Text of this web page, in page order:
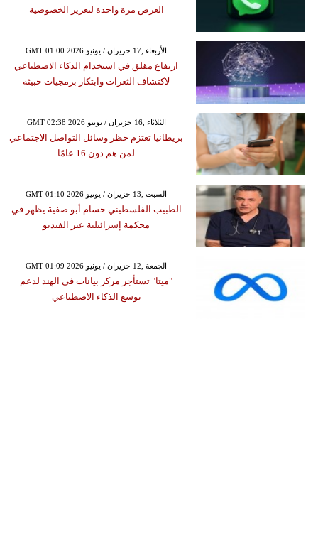
العرض مرة واحدة لتعزيز الخصوصية
GMT 01:00 2026 الأربعاء ,17 حزيران / يونيو
ارتفاع مقلق في استخدام الذكاء الاصطناعي
لاكتشاف الثغرات وابتكار برمجيات خبيثة
GMT 02:38 2026 الثلاثاء ,16 حزيران / يونيو
بريطانيا تعتزم حظر وسائل التواصل الاجتماعي
لمن هم دون 16 عامًا
GMT 01:10 2026 السبت ,13 حزيران / يونيو
الطبيب الفلسطيني حسام أبو صفية يظهر في
محكمة إسرائيلية عبر الفيديو
GMT 01:09 2026 الجمعة ,12 حزيران / يونيو
"ميتا" تستأجر مركز بيانات في الهند لدعم
توسع الذكاء الاصطناعي